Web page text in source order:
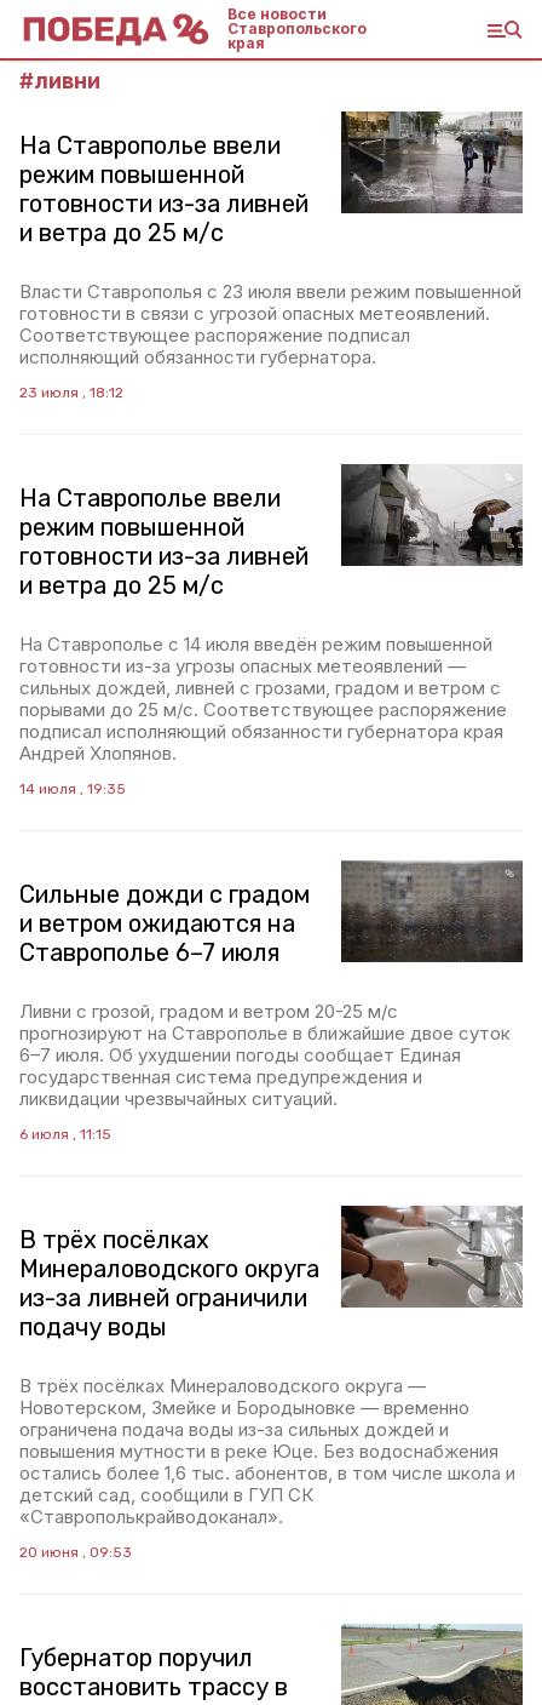
Все новости
Ставропольского
края
#ливни
На Ставрополье ввели
режим повышенной
готовности из-за ливней
и ветра до 25 м/с
Власти Ставрополья с 23 июля ввели режим повышенной
готовности в связи с угрозой опасных метеоявлений.
Соответствующее распоряжение подписал
исполняющий обязанности губернатора.
23 июля , 18:12
На Ставрополье ввели
режим повышенной
готовности из-за ливней
и ветра до 25 м/с
На Ставрополье с 14 июля введён режим повышенной
готовности из-за угрозы опасных метеоявлений —
сильных дождей, ливней с грозами, градом и ветром с
порывами до 25 м/с. Соответствующее распоряжение
подписал исполняющий обязанности губернатора края
Андрей Хлопянов.
14 июля , 19:35
Сильные дожди с градом
и ветром ожидаются на
Ставрополье 6–7 июля
Ливни с грозой, градом и ветром 20-25 м/с
прогнозируют на Ставрополье в ближайшие двое суток
6–7 июля. Об ухудшении погоды сообщает Единая
государственная система предупреждения и
ликвидации чрезвычайных ситуаций.
6 июля , 11:15
В трёх посёлках
Минераловодского округа
из-за ливней ограничили
подачу воды
В трёх посёлках Минераловодского округа —
Новотерском, Змейке и Бородыновке — временно
ограничена подача воды из-за сильных дождей и
повышения мутности в реке Юце. Без водоснабжения
остались более 1,6 тыс. абонентов, в том числе школа и
детский сад, сообщили в ГУП СК
«Ставрополькрайводоканал».
20 июня , 09:53
Губернатор поручил
восстановить трассу в